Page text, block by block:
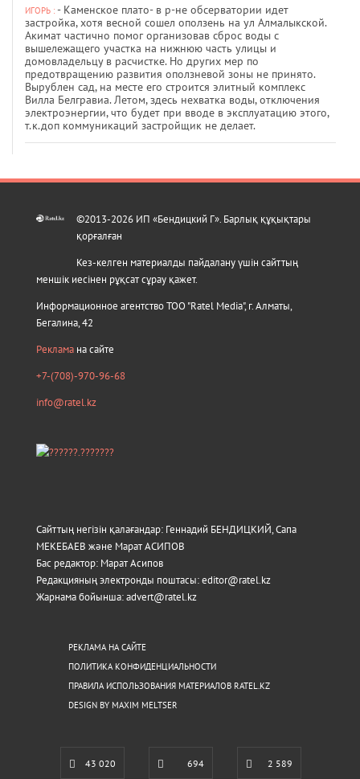
ИГОРЬ : - Каменское плато- в р-не обсерватории идет
застройка, хотя весной сошел оползень на ул Алмалыкской.
Акимат частично помог организовав сброс воды с
вышележащего участка на нижнюю часть улицы и
домовладельцу в расчистке. Но других мер по
предотвращению развития оползневой зоны не принято.
Вырублен сад, на месте его строится элитный комплекс
Вилла Белгравиа. Летом, здесь нехватка воды, отключения
электроэнергии, что будет при вводе в эксплуатацию этого,
т.к.доп коммуникаций застройщик не делает.
©2013-2026 ИП «Бендицкий Г». Барлық құқықтары
қорғалған
Кез-келген материалды пайдалану үшін сайттың
меншік иесінен рұқсат сұрау қажет.
Информационное агентство ТОО "Ratel Media", г. Алматы,
Бегалина, 42
Реклама на сайте
+7-(708)-970-96-68
info@ratel.kz
Сайттың негізін қалағандар: Геннадий БЕНДИЦКИЙ, Сапа
МЕКЕБАЕВ және Марат АСИПОВ
Бас редактор: Марат Асипов
Редакцияның электронды поштасы: editor@ratel.kz
Жарнама бойынша: advert@ratel.kz
РЕКЛАМА НА САЙТЕ
ПОЛИТИКА КОНФИДЕНЦИАЛЬНОСТИ
ПРАВИЛА ИСПОЛЬЗОВАНИЯ МАТЕРИАЛОВ RATEL.KZ
DESIGN BY MAXIM MELTSER
43 020 694 2 589